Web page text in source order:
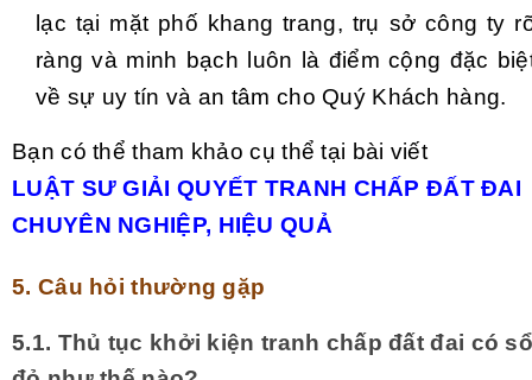
lạc tại mặt phố khang trang, trụ sở công ty
ràng và minh bạch luôn là điểm cộng đặc
về sự uy tín và an tâm cho Quý Khách hàng.
Bạn có thể tham khảo cụ thể tại bài viết
LUẬT SƯ GIẢI QUYẾT TRANH CHẤP ĐẤT ĐAI
CHUYÊN NGHIỆP, HIỆU QUẢ
5. Câu hỏi thường gặp
5.1. Thủ tục khởi kiện tranh chấp đất đai có